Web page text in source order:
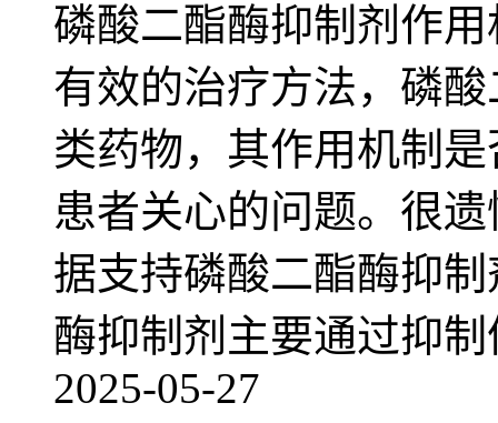
磷酸二酯酶抑制剂作
有效的治疗方法，磷
类药物，其作用机制
患者关心的问题。很
据支持磷酸二酯酶抑
酶抑制剂主要通过抑
2025-05-27